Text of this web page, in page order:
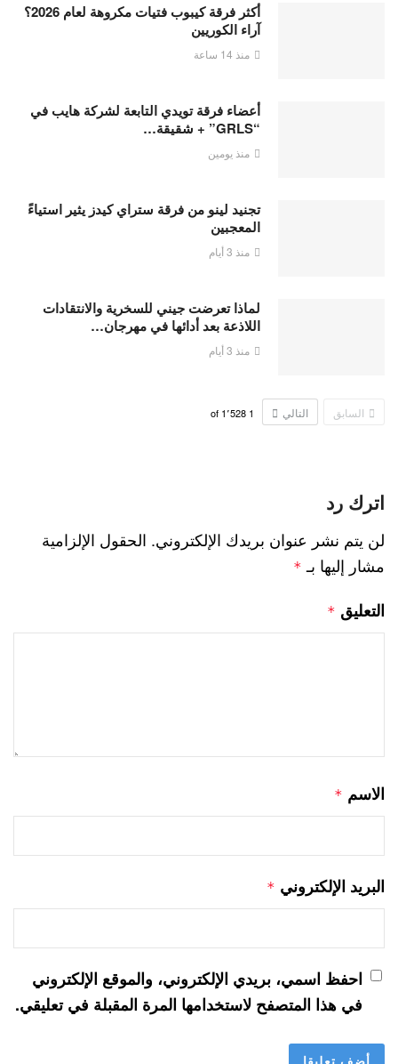
أكثر فرقة كيبوب فتيات مكروهة لعام 2026؟
آراء الكوريين
منذ 14 ساعة
أعضاء فرقة تويدي التابعة لشركة هايب في
“GRLS” + شقيقة…
منذ يومين
تجنيد لينو من فرقة ستراي كيدز يثير استياءً
المعجبين
منذ 3 أيام
لماذا تعرضت جيني للسخرية والانتقادات
اللاذعة بعد أدائها في مهرجان…
منذ 3 أيام
السابق التالي 1 1٬528
اترك رد
لن يتم نشر عنوان بريدك الإلكتروني. الحقول الإلزامية
مشار إليها بـ *
التعليق *
الاسم *
البريد الإلكتروني *
احفظ اسمي، بريدي الإلكتروني، والموقع الإلكتروني
في هذا المتصفح لاستخدامها المرة المقبلة في تعليقي.